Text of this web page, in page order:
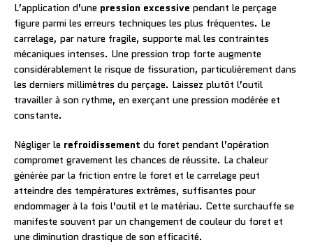
L’application d’une pression excessive pendant le perçage
figure parmi les erreurs techniques les plus fréquentes. Le
carrelage, par nature fragile, supporte mal les contraintes
mécaniques intenses. Une pression trop forte augmente
considérablement le risque de fissuration, particulièrement dans
les derniers millimètres du perçage. Laissez plutôt l’outil
travailler à son rythme, en exerçant une pression modérée et
constante.
Négliger le refroidissement du foret pendant l’opération
compromet gravement les chances de réussite. La chaleur
générée par la friction entre le foret et le carrelage peut
atteindre des températures extrêmes, suffisantes pour
endommager à la fois l’outil et le matériau. Cette surchauffe se
manifeste souvent par un changement de couleur du foret et
une diminution drastique de son efficacité.